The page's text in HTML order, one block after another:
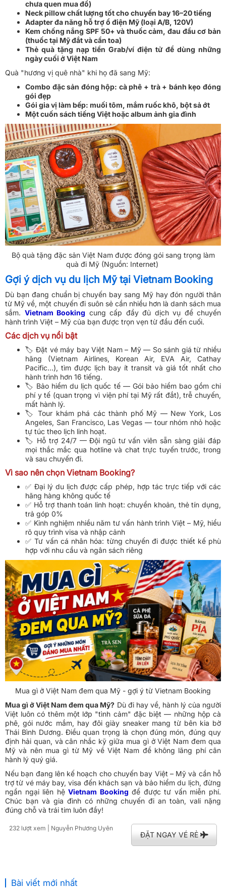
chưa quen mua đồ)
Neck pillow chất lượng tốt cho chuyến bay 16–20 tiếng
Adapter đa năng hỗ trợ ổ điện Mỹ (loại A/B, 120V)
Kem chống nắng SPF 50+ và thuốc cảm, đau đầu cơ bản
(thuốc tại Mỹ đắt và cần toa)
Thẻ quà tặng nạp tiền Grab/ví điện tử để dùng những
ngày cuối ở Việt Nam
Quà "hương vị quê nhà" khi họ đã sang Mỹ:
Combo đặc sản đóng hộp: cà phê + trà + bánh kẹo đóng
gói đẹp
Gói gia vị làm bếp: muối tôm, mắm ruốc khô, bột sả ớt
Một cuốn sách tiếng Việt hoặc album ảnh gia đình
Bộ quà tặng đặc sản Việt Nam được đóng gói sang trọng làm
quà đi Mỹ (Nguồn: Internet)
Gợi ý dịch vụ du lịch Mỹ tại Vietnam Booking
Dù bạn đang chuẩn bị chuyến bay sang Mỹ hay đón người thân
từ Mỹ về, một chuyến đi suôn sẻ cần nhiều hơn là danh sách mua
sắm. Vietnam Booking cung cấp đầy đủ dịch vụ để chuyến
hành trình Việt – Mỹ của bạn được trọn vẹn từ đầu đến cuối.
Các dịch vụ nổi bật
🏷️ Đặt vé máy bay Việt Nam – Mỹ — So sánh giá từ nhiều
hãng (Vietnam Airlines, Korean Air, EVA Air, Cathay
Pacific…), tìm được lịch bay ít transit và giá tốt nhất cho
hành trình hơn 16 tiếng.
🏷️ Bảo hiểm du lịch quốc tế — Gói bảo hiểm bao gồm chi
phí y tế (quan trọng vì viện phí tại Mỹ rất đắt), trễ chuyến,
mất hành lý.
🏷️ Tour khám phá các thành phố Mỹ — New York, Los
Angeles, San Francisco, Las Vegas — tour nhóm nhỏ hoặc
tự túc theo lịch linh hoạt.
🏷️ Hỗ trợ 24/7 — Đội ngũ tư vấn viên sẵn sàng giải đáp
mọi thắc mắc qua hotline và chat trực tuyến trước, trong
và sau chuyến đi.
Vì sao nên chọn Vietnam Booking?
✅ Đại lý du lịch được cấp phép, hợp tác trực tiếp với các
hãng hàng không quốc tế
✅ Hỗ trợ thanh toán linh hoạt: chuyển khoản, thẻ tín dụng,
trả góp 0%
✅ Kinh nghiệm nhiều năm tư vấn hành trình Việt – Mỹ, hiểu
rõ quy trình visa và nhập cảnh
✅ Tư vấn cá nhân hóa: từng chuyến đi được thiết kế phù
hợp với nhu cầu và ngân sách riêng
Mua gì ở Việt Nam đem qua Mỹ - gợi ý từ Vietnam Booking
Mua gì ở Việt Nam đem qua Mỹ? Dù đi hay về, hành lý của người
Việt luôn có thêm một lớp "tình cảm" đặc biệt — những hộp cà
phê, gói nước mắm, hay đôi giày sneaker mang từ bên kia bờ
Thái Bình Dương. Điều quan trọng là chọn đúng món, đúng quy
định hải quan, và cân nhắc kỹ giữa mua gì ở Việt Nam đem qua
Mỹ và nên mua gì từ Mỹ về Việt Nam để không lãng phí cân
hành lý quý giá.
Nếu bạn đang lên kế hoạch cho chuyến bay Việt – Mỹ và cần hỗ
trợ từ vé máy bay, visa đến khách sạn và bảo hiểm du lịch, đừng
ngần ngại liên hệVietnam Booking để được tư vấn miễn phí.
Chúc bạn và gia đình có những chuyến đi an toàn, vali nặng
đúng chỗ và trái tim luôn đầy!
232 lượt xem | Nguyễn Phương Uyên
ĐẶT NGAY VÉ RẺ
Bài viết mới nhất